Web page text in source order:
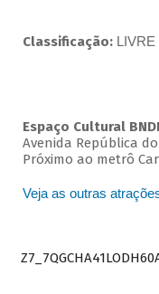
Classificação: LIVRE
Espaço Cultural
Avenida República
Próximo ao metrô
Veja as outras